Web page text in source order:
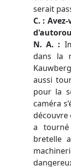
serait
C. :
N. A. :
dans la
aussi
pour la
caméra
découvre
a tourné
bretelle